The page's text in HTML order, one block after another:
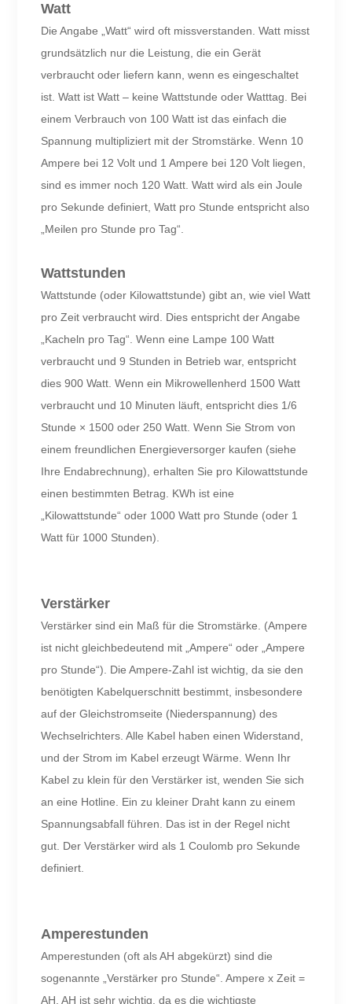
Watt
Die Angabe „Watt“ wird oft missverstanden. Watt misst
grundsätzlich nur die Leistung, die ein Gerät
verbraucht oder liefern kann, wenn es eingeschaltet
ist. Watt ist Watt – keine Wattstunde oder Watttag. Bei
einem Verbrauch von 100 Watt ist das einfach die
Spannung multipliziert mit der Stromstärke. Wenn 10
Ampere bei 12 Volt und 1 Ampere bei 120 Volt liegen,
sind es immer noch 120 Watt. Watt wird als ein Joule
pro Sekunde definiert, Watt pro Stunde entspricht also
„Meilen pro Stunde pro Tag“.
Wattstunden
Wattstunde (oder Kilowattstunde) gibt an, wie viel Watt
pro Zeit verbraucht wird. Dies entspricht der Angabe
„Kacheln pro Tag“. Wenn eine Lampe 100 Watt
verbraucht und 9 Stunden in Betrieb war, entspricht
dies 900 Watt. Wenn ein Mikrowellenherd 1500 Watt
verbraucht und 10 Minuten läuft, entspricht dies 1/6
Stunde × 1500 oder 250 Watt. Wenn Sie Strom von
einem freundlichen Energieversorger kaufen (siehe
Ihre Endabrechnung), erhalten Sie pro Kilowattstunde
einen bestimmten Betrag. KWh ist eine
„Kilowattstunde“ oder 1000 Watt pro Stunde (oder 1
Watt für 1000 Stunden).
Verstärker
Verstärker sind ein Maß für die Stromstärke. (Ampere
ist nicht gleichbedeutend mit „Ampere“ oder „Ampere
pro Stunde“). Die Ampere-Zahl ist wichtig, da sie den
benötigten Kabelquerschnitt bestimmt, insbesondere
auf der Gleichstromseite (Niederspannung) des
Wechselrichters. Alle Kabel haben einen Widerstand,
und der Strom im Kabel erzeugt Wärme. Wenn Ihr
Kabel zu klein für den Verstärker ist, wenden Sie sich
an eine Hotline. Ein zu kleiner Draht kann zu einem
Spannungsabfall führen. Das ist in der Regel nicht
gut. Der Verstärker wird als 1 Coulomb pro Sekunde
definiert.
Amperestunden
Amperestunden (oft als AH abgekürzt) sind die
sogenannte „Verstärker pro Stunde“. Ampere x Zeit =
AH. AH ist sehr wichtig, da es die wichtigste